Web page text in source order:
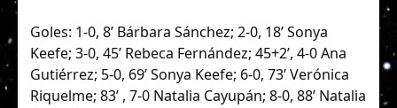
Goles: 1-0, 8’ Bárbara Sánchez; 2-0, 18’ Sonya
Keefe; 3-0, 45’ Rebeca Fernández; 45+2’, 4-0 Ana
Gutiérrez; 5-0, 69’ Sonya Keefe; 6-0, 73’ Verónica
Riquelme; 83’ , 7-0 Natalia Cayupán; 8-0, 88’ Natalia